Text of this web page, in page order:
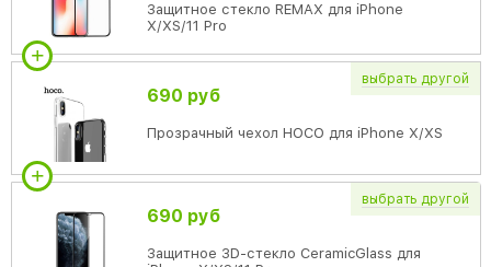
Защитное стекло REMAX для iPhone
X/XS/11 Pro
выбрать другой
690 руб
Прозрачный чехол HOCO для iPhone X/XS
выбрать другой
690 руб
Защитное 3D-стекло CeramicGlass для